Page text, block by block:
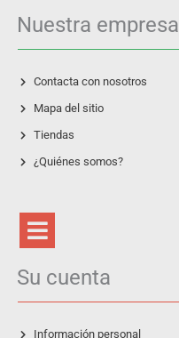
Nuestra empresa
Contacta con nosotros
Mapa del sitio
Tiendas
¿Quiénes somos?
Su cuenta
Información personal